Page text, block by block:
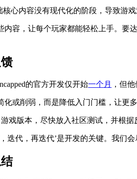
核心内容没有现代化的阶段，导致游
内容，让每个玩家都能轻松上手。要
的官方开发仅开始一个月 ，但
或削弱，而是降低入门门槛，让更多
戏版本，尽快放入社区测试，并根据
，迭代，再迭代’是开发的关键。我们